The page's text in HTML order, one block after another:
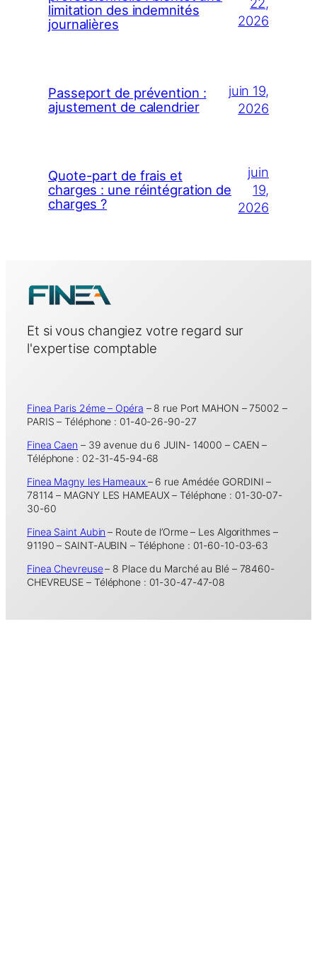
limitation des indemnités
journalières
2026
Passeport de prévention :
ajustement de calendrier
juin 19,
2026
Quote-part de frais et
charges : une réintégration de
charges ?
juin
19,
2026
Et si vous changiez votre regard sur
l'expertise comptable
Finea Paris 2éme – Opéra – 8 rue Port MAHON – 75002 –
PARIS – Téléphone : 01-40-26-90-27
Finea Caen – 39 avenue du 6 JUIN- 14000 – CAEN –
Téléphone : 02-31-45-94-68
Finea Magny les Hameaux– 6 rue Amédée GORDINI –
78114 – MAGNY LES HAMEAUX – Téléphone : 01-30-07-
30-60
Finea Saint Aubin – Route de l’Orme – Les Algorithmes –
91190 – SAINT-AUBIN – Téléphone : 01-60-10-03-63
Finea Chevreuse– 8 Place du Marché au Blé – 78460-
CHEVREUSE – Téléphone : 01-30-47-47-08